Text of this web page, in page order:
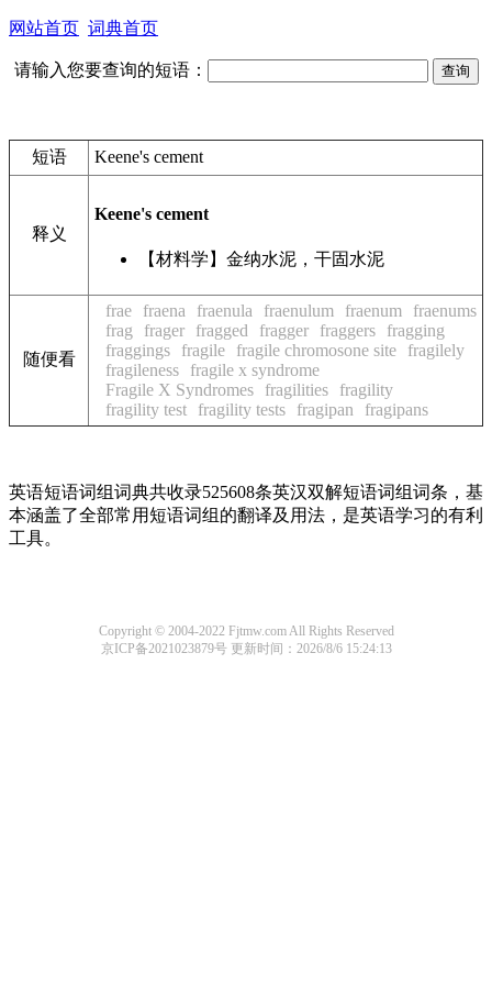
网站首页 词典首页
请输入您要查询的短语：
短语 Keene's cement
释义
Keene's cement
【材料学】金纳水泥，干固水泥
随便看
frae fraena fraenula fraenulum fraenum
fraenums
frag
frager fragged fragger fraggers
fragging
fraggings
fragile fragile chromosone site
fragilely
fragileness
fragile x syndrome
Fragile X Syndromes
fragilities
fragility
fragility test
fragility tests fragipan fragipans
英语短语词组词典共收录525608条英汉双解短语词组词条，基
本涵盖了全部常用短语词组的翻译及用法，是英语学习的有利
工具。
Copyright © 2004-2022 Fjtmw.com All Rights Reserved
京ICP备2021023879号 更新时间：2026/8/6 15:24:13